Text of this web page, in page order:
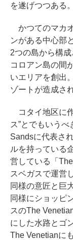
を遂げつつある。
かつてのマカ
ンがある中心部
2つの島から構
コロアン島の間
いエリアを創出
ゾートが造成さ
コタイ地区に
ス”とでもいう
Sandsに代表さ
ルを持っている
営している「
スベガスで運営
同様の意匠と巨
同様にショッピ
スのThe
にした水路とゴ
The Venetianに